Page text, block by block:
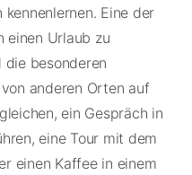
Eine der
einen Urlaub zu
die besonderen
anderen Orten auf
ein Gespräch in
eine Tour mit dem
einen Kaffee in einem